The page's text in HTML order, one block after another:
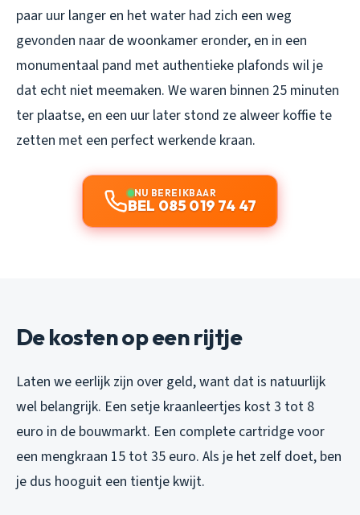
paar uur langer en het water had zich een weg
gevonden naar de woonkamer eronder, en in een
monumentaal pand met authentieke plafonds wil je
dat echt niet meemaken. We waren binnen 25 minuten
ter plaatse, en een uur later stond ze alweer koffie te
zetten met een perfect werkende kraan.
NU BEREIKBAAR
BEL 085 019 74 47
De kosten op een rijtje
Laten we eerlijk zijn over geld, want dat is natuurlijk
wel belangrijk. Een setje kraanleertjes kost 3 tot 8
euro in de bouwmarkt. Een complete cartridge voor
een mengkraan 15 tot 35 euro. Als je het zelf doet, ben
je dus hooguit een tientje kwijt.